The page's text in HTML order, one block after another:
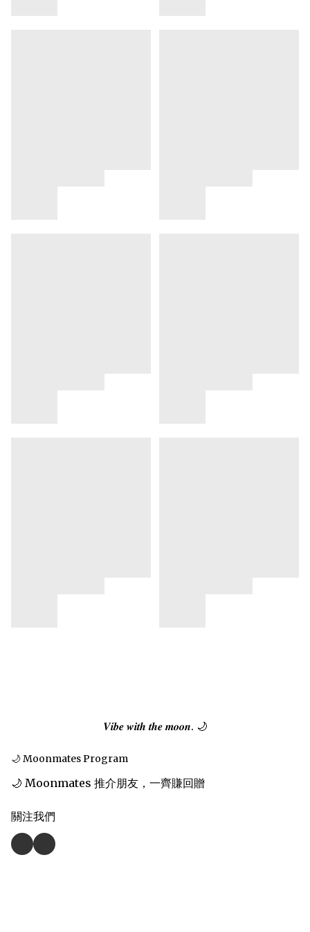
𝑽𝒊𝒃𝒆 𝒘𝒊𝒕𝒉 𝒕𝒉𝒆 𝒎𝒐𝒐𝒏. 🌙
🌙 Moonmates Program
🌙 Moonmates 推介朋友，一齊賺回贈
關注我們